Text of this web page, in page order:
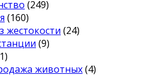
(249)
(160)
жестокости (24)
(9)
животных(4)